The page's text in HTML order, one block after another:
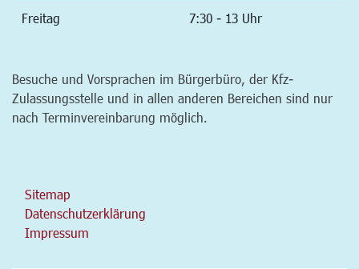
Freitag 7:30 - 13 Uhr
Besuche und Vorsprachen im Bürgerbüro, der Kfz-
Zulassungsstelle und in allen anderen Bereichen sind nur
nach Terminvereinbarung möglich.
Sitemap
Datenschutzerklärung
Impressum